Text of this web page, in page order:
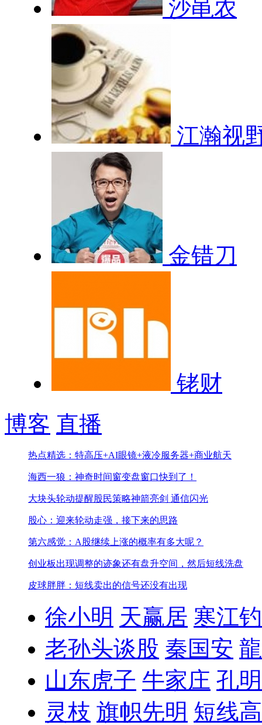
沙黾农
江瀚视
金错刀
铑财
博客 直播
热点精选：特高压+AI眼镜+液冷服务器+商业航天
海西一狼：神奇时间窗变盘窗口快到了！
大块头轮动提醒股民策略神箭亮剑 通信闪光
股心：迎来轮动走强，接下来的思路
第六感觉：A股继续上涨的概率有多大呢？
创业板出现调整的迹象还有盘升空间，然后短线洗盘
皮球胖胖：短线卖出的信号还没有出现
徐小明 天赢居 寒江
老孙头谈股 秦国安
山东虎子 牛家庄 孔
灵枝 旗帜先明 短线